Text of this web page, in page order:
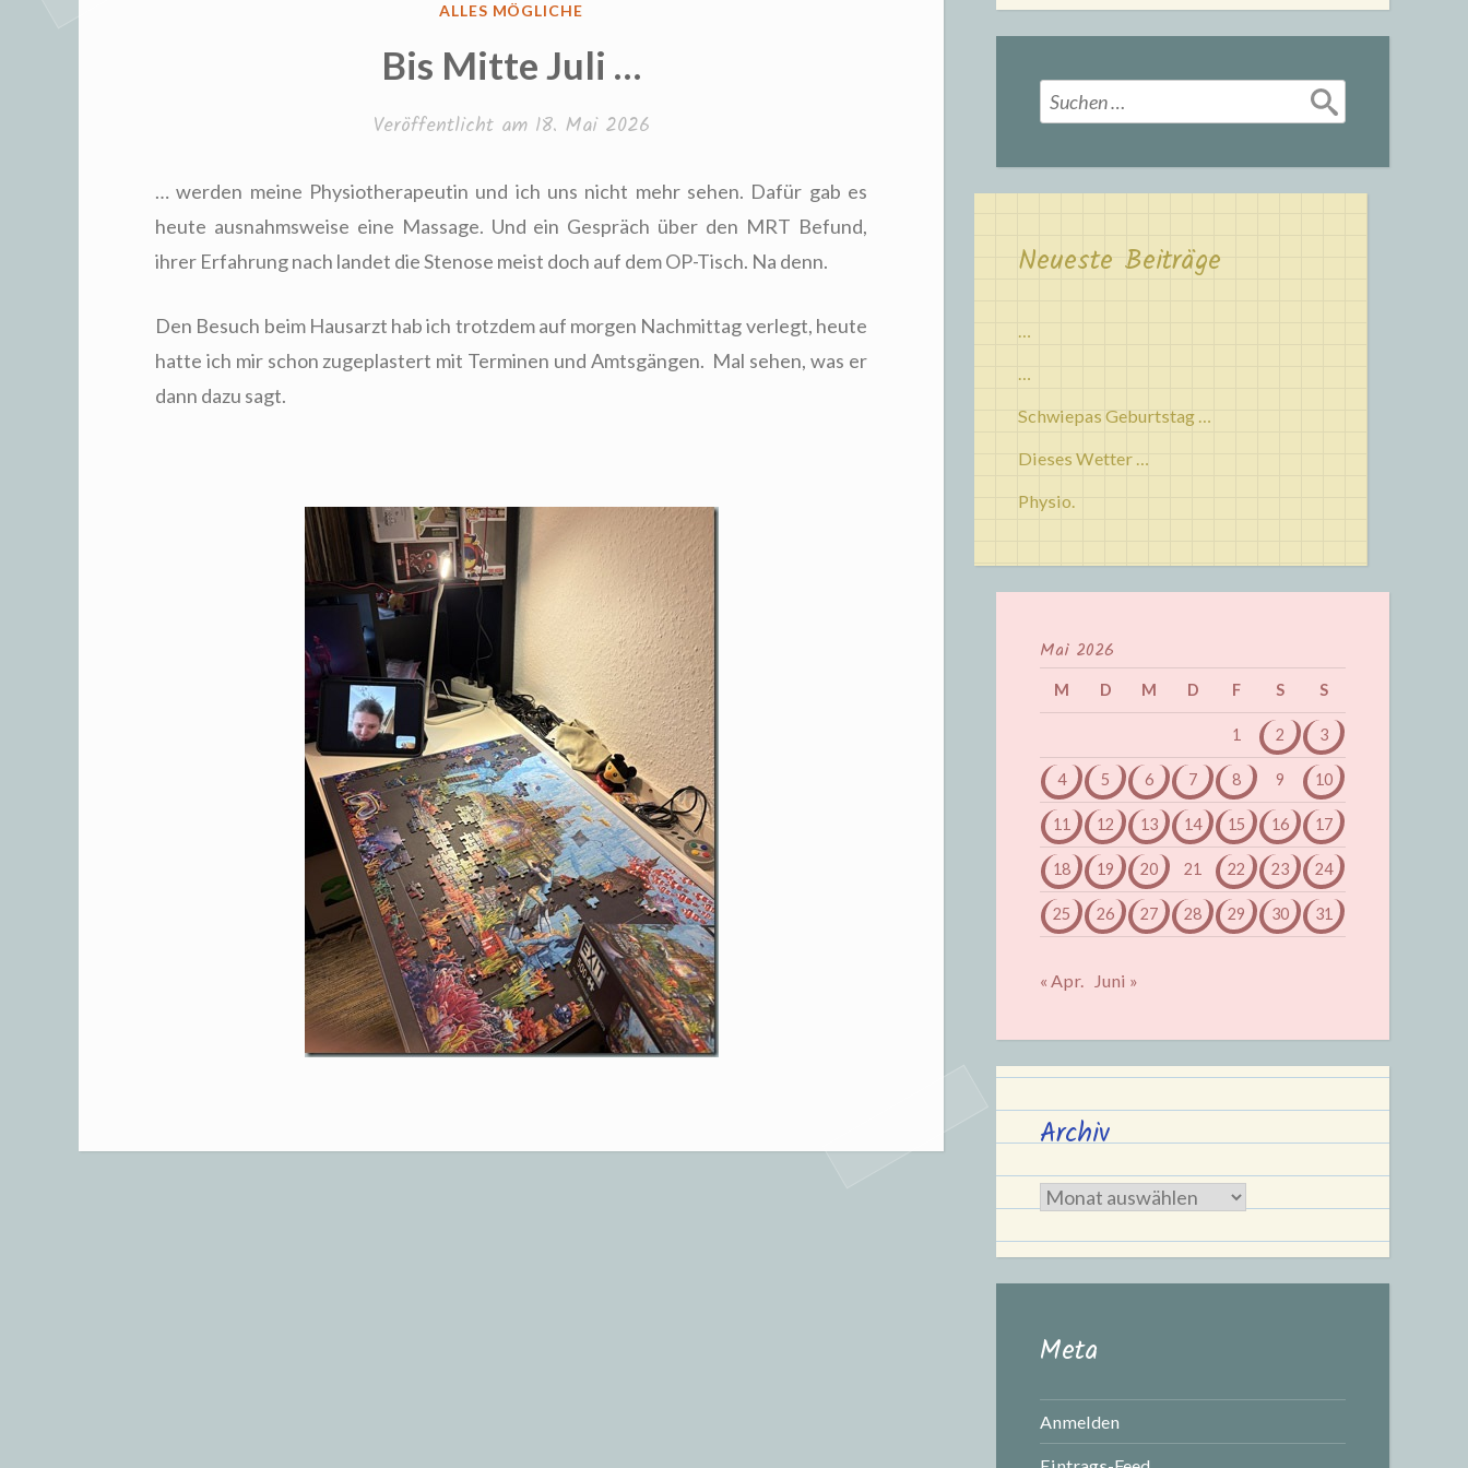
VERÖFFENTLICHT
ALLES MÖGLICHE
Bis Mitte Juli …
Veröffentlicht am 18. Mai 2026
… werden meine Physiotherapeutin und ich uns nicht mehr sehen. Dafür gab es
heute ausnahmsweise eine Massage. Und ein Gespräch über den MRT Befund,
ihrer Erfahrung nach landet die Stenose meist doch auf dem OP-Tisch. Na denn.
Den Besuch beim Hausarzt hab ich trotzdem auf morgen Nachmittag verlegt, heute
hatte ich mir schon zugeplastert mit Terminen und Amtsgängen. Mal sehen, was er
dann dazu sagt.
Suchen
nach:
Neueste Beiträge
…
…
Schwiepas Geburtstag …
Dieses Wetter …
Physio.
Mai 2026
M D M D F S S
1 2 3
4 5 6 7 8 9 10
11 12 13 14 15 16 17
18 19 20 21 22 23 24
25 26 27 28 29 30 31
« Apr. Juni »
Archiv
Archiv
Meta
Anmelden